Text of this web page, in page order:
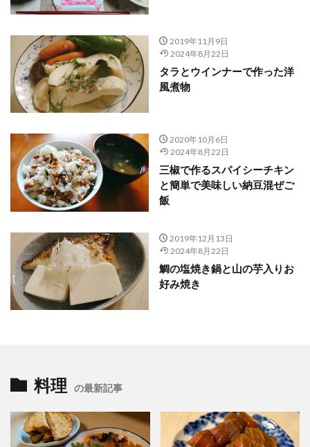
2019年11月9日
2024年8月22日
タラとウインナーで作った洋
風煮物
2020年10月6日
2024年8月22日
三椒で作るスパイシーチキン
と簡単で美味しい納豆混ぜご
飯
2019年12月13日
2024年8月22日
鯛の塩焼き鍋と山の芋入りお
好み焼き
料理 の最新記事